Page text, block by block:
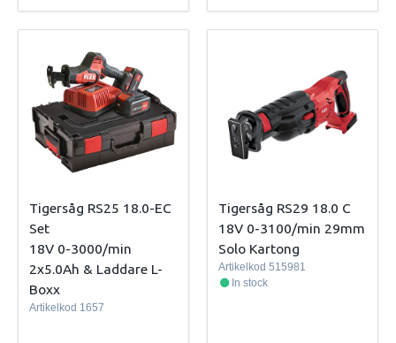
Tigersåg RS25 18.0-EC
Set
18V 0-3000/min
2x5.0Ah & Laddare L-
Boxx
Artikelkod 1657
Tigersåg RS29 18.0 C
18V 0-3100/min 29mm
Solo Kartong
Artikelkod 515981
In stock